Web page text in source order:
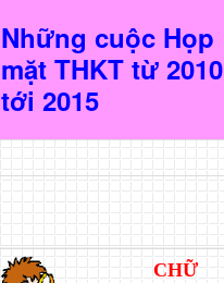
Những cuộc Họp
mặt THKT từ 2010
tới 2015
CHỮ